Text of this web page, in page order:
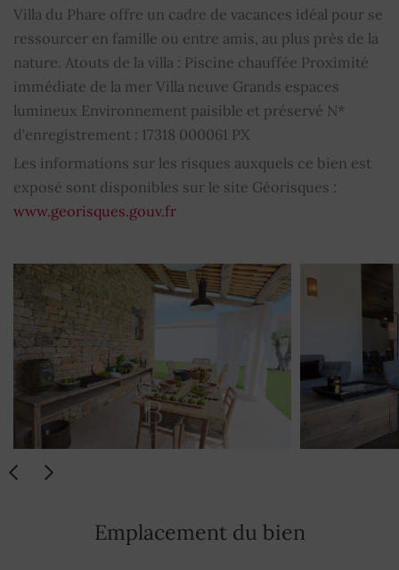
Meublé OUI
Linge de maison OUI
Vaisselle
Sèche-linge
Réfrigérateur
Cafetière
Four à micro-ondes OUI
Congélateur OUI
Loyer semaine
Basse saison
1 900 €
Villa du Phare offre un cadre de vacances idéal pour se
ressourcer en famille ou entre amis, au plus près de la
nature. Atouts de la villa : Piscine chauffée Proximité
immédiate de la mer Villa neuve Grands espaces
lumineux Environnement paisible et préservé N*
d'enregistrement : 17318 000061 PX
Les informations sur les risques auxquels ce bien est
exposé sont disponibles sur le site Géorisques :
www.georisques.gouv.fr
Emplacement du bien